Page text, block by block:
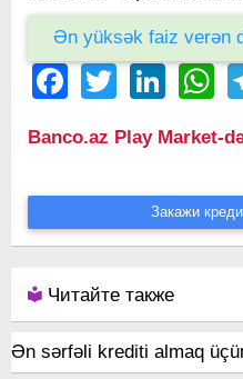
Ən yüksək faiz verən
FacebookTwitter LinkedIn
Banco.az Play Market-
Закажи
Читайте также
Ən sərfəli krediti almaq